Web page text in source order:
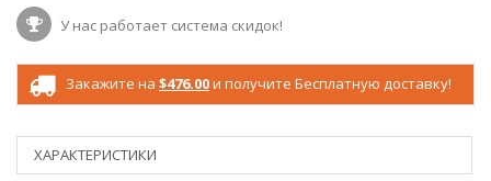
У нас работает система скидок!
Закажите на $476.00и получите Бесплатную доставку!
ХАРАКТЕРИСТИКИ